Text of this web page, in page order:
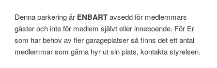
Denna parkering är ENBARTavsedd för medlemmars
gäster och inte för medlem självt eller inneboende. För Er
som har behov av fler garageplatser så finns det ett antal
medlemmar som gärna hyr ut sin plats, kontakta styrelsen.